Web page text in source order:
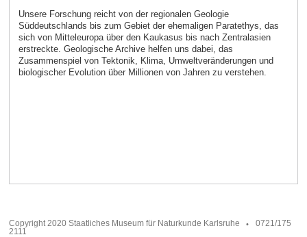
Unsere Forschung reicht von der regionalen Geologie
Süddeutschlands bis zum Gebiet der ehemaligen Paratethys, das
sich von Mitteleuropa über den Kaukasus bis nach Zentralasien
erstreckte. Geologische Archive helfen uns dabei, das
Zusammenspiel von Tektonik, Klima, Umweltveränderungen und
biologischer Evolution über Millionen von Jahren zu verstehen.
Copyright 2020 Staatliches Museum für Naturkunde Karlsruhe
0721/175
2111